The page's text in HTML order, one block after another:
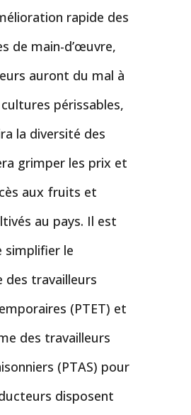
rapide des
de main-d’œuvre,
auront du mal à
périssables,
la diversité des
grimper les prix et
aux fruits et
au pays. Il est
simplifier le
des travailleurs
(PTET) et
des travailleurs
(PTAS) pour
disposent